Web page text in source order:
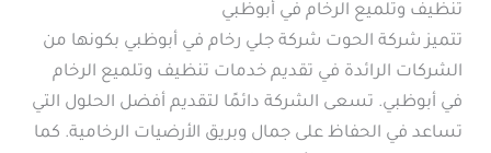
تنظيف وتلميع الرخام في أبوظبي
تتميز شركة الحوت شركة جلي رخام في أبوظبي بكونها من
الشركات الرائدة في تقديم خدمات تنظيف وتلميع الرخام
في أبوظبي. تسعى الشركة دائمًا لتقديم أفضل الحلول التي
تساعد في الحفاظ على جمال وبريق الأرضيات الرخامية. كما